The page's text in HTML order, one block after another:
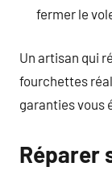
fermer le
Un artisan qui
fourchettes
garanties vous
Réparer